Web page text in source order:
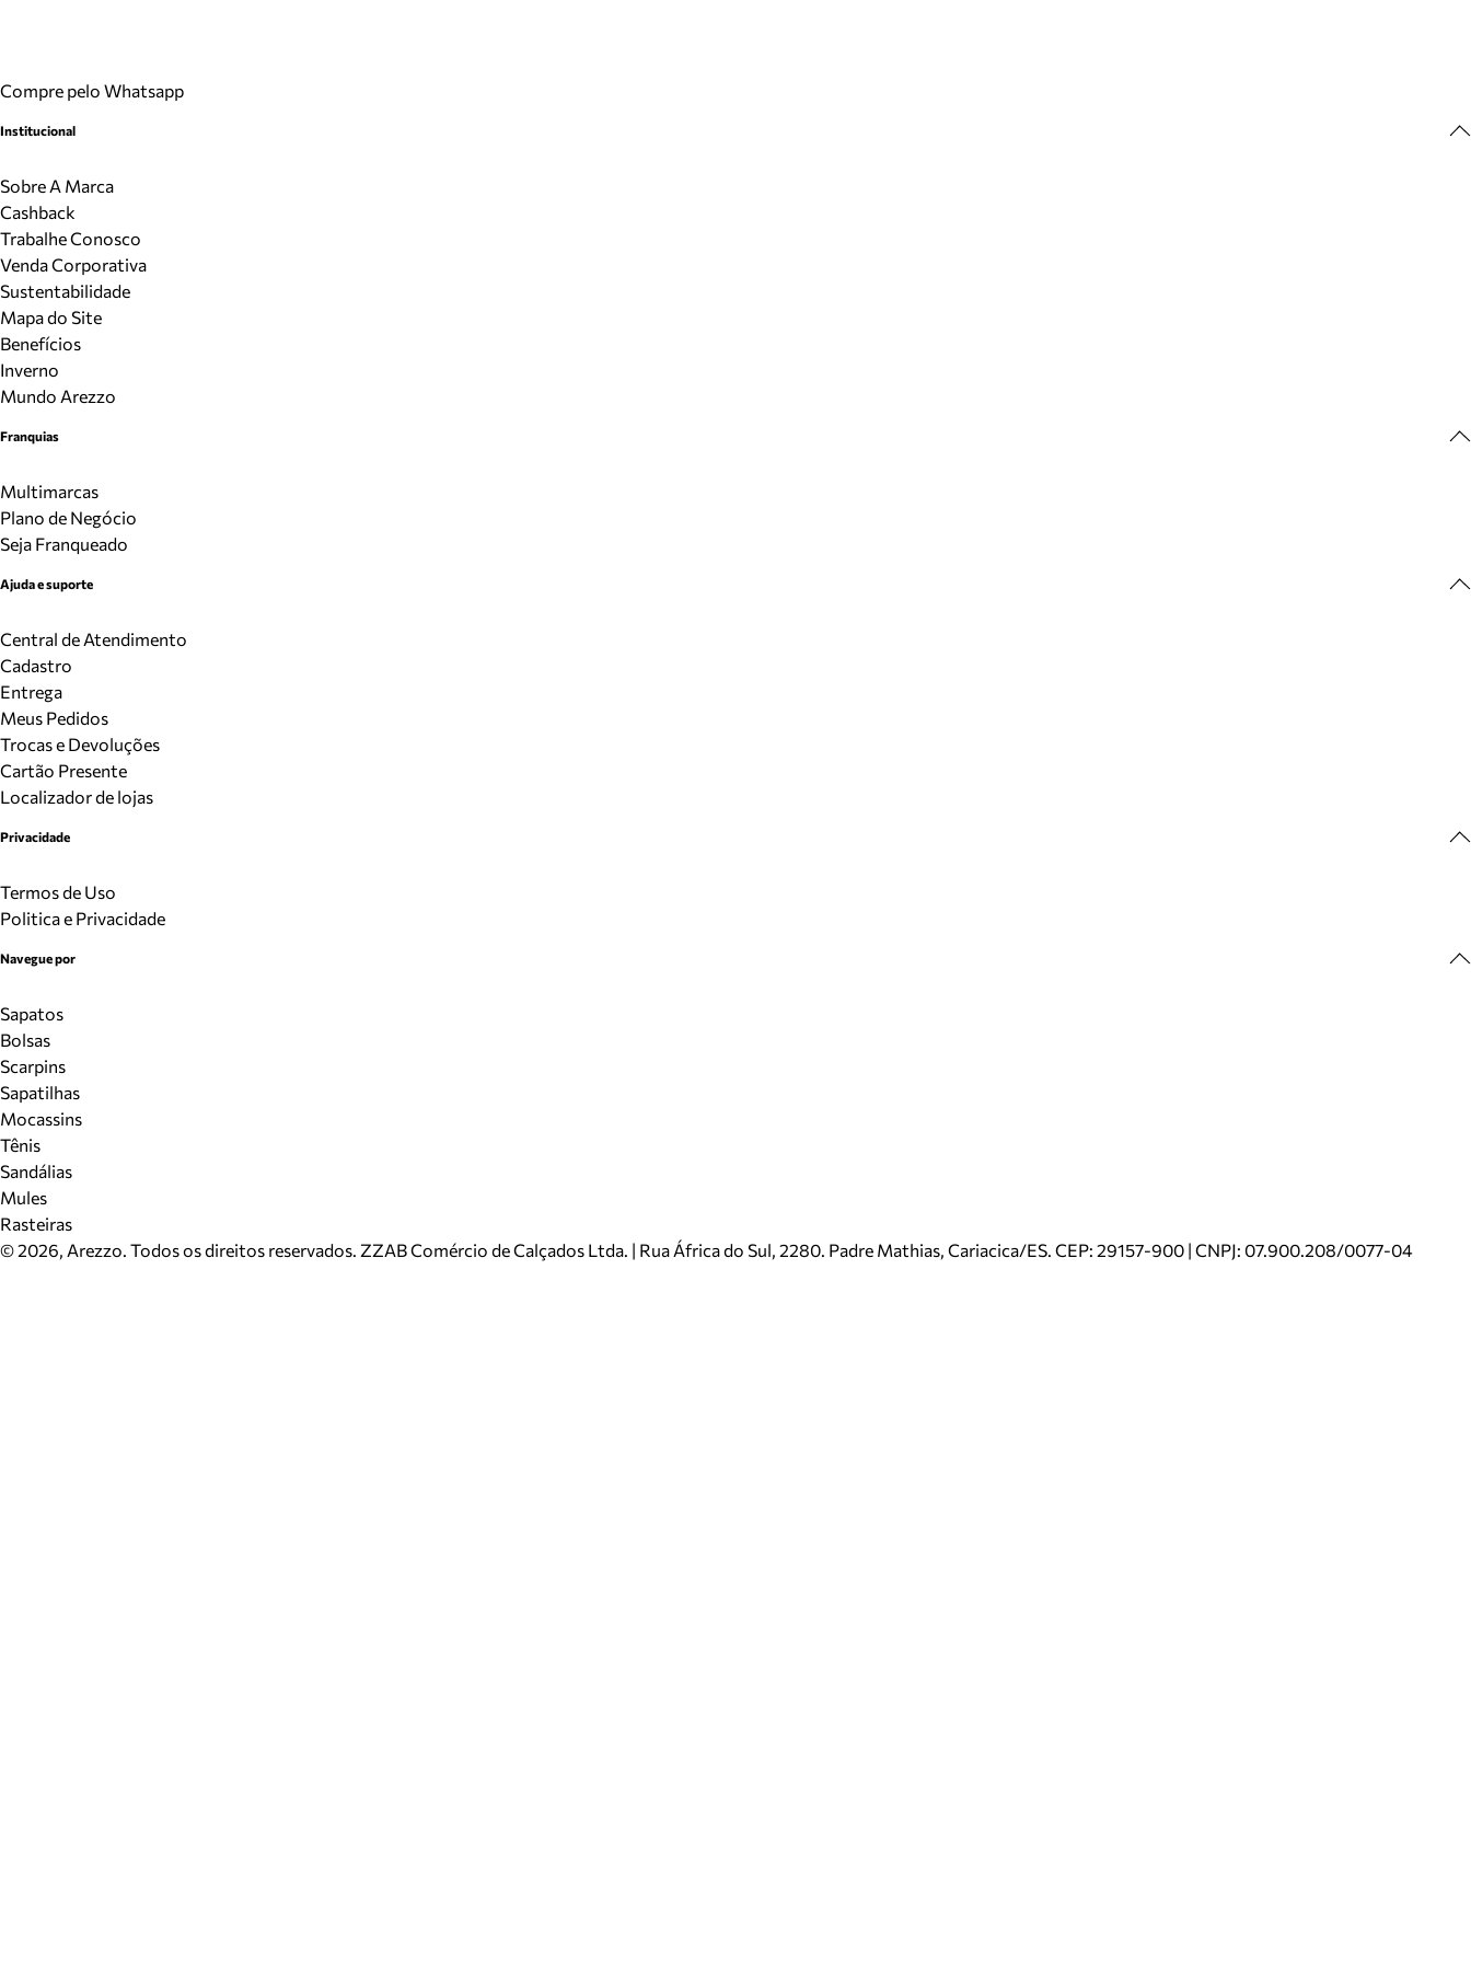
Compre pelo Whatsapp
Institucional
Sobre A Marca
Cashback
Trabalhe Conosco
Venda Corporativa
Sustentabilidade
Mapa do Site
Benefícios
Inverno
Mundo Arezzo
Franquias
Multimarcas
Plano de Negócio
Seja Franqueado
Ajuda e suporte
Central de Atendimento
Cadastro
Entrega
Meus Pedidos
Trocas e Devoluções
Cartão Presente
Localizador de lojas
Privacidade
Termos de Uso
Politica e Privacidade
Navegue por
Sapatos
Bolsas
Scarpins
Sapatilhas
Mocassins
Tênis
Sandálias
Mules
Rasteiras
©2026, Arezzo. Todos os direitos reservados. ZZAB Comércio de Calçados Ltda. | Rua África do Sul, 2280. Padre Mathias, Cariacica/ES. CEP: 29157-900 | CNPJ: 07.900.208/0077-04